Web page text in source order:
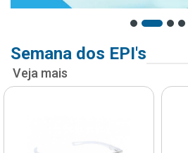
Semana dos EPI's
Veja mais